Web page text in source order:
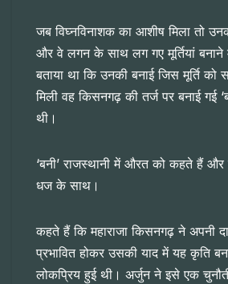
जब विघ्नविनाशक का आशीष मिला तो
और वे लगन के साथ लग गए मूर्तियां
बताया था कि उनकी बनाई जिस मूर्ति को
मिली वह किसनगढ़ की तर्ज पर बनाई गई
थी।
‘बनी’ राजस्थानी में औरत को कहते हैं
धज के साथ।
कहते हैं कि महाराजा किसनगढ़ ने अपनी
प्रभावित होकर उसकी याद में यह कृति
लोकप्रिय हुई थी। अर्जुन ने इसे एक